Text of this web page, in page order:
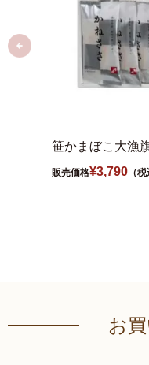
笹かまぼこ大漁
販売価格¥3,790 （税
お